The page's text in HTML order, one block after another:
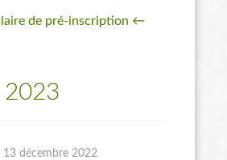
de pré-inscription ←
2023
13 décembre 2022